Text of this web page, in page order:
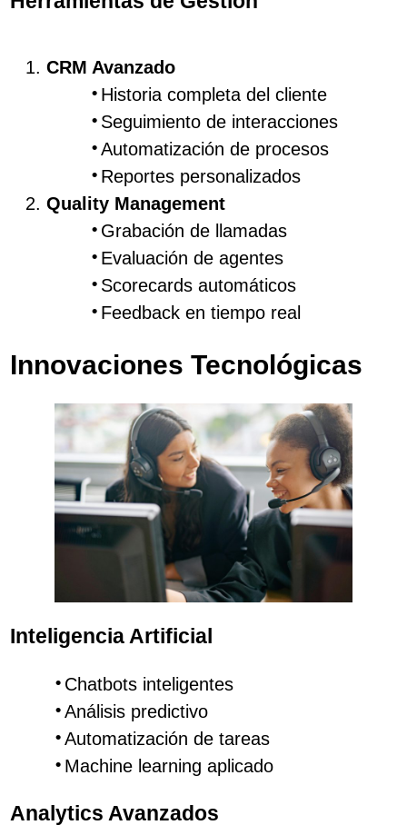
CRM Avanzado
Historia completa del cliente
Seguimiento de interacciones
Automatización de procesos
Reportes personalizados
Quality Management
Grabación de llamadas
Evaluación de agentes
Scorecards automáticos
Feedback en tiempo real
Innovaciones Tecnológicas
Inteligencia Artificial
Chatbots inteligentes
Análisis predictivo
Automatización de tareas
Machine learning aplicado
Analytics Avanzados